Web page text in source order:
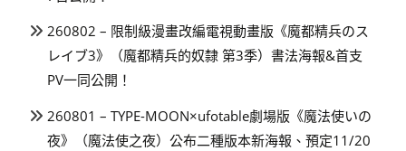
260802 – 限制級漫畫改編電視動畫版《魔都精兵のス
レイブ3》（魔都精兵的奴隸 第3季）書法海報&首支
PV一同公開！
260801 – TYPE-MOON×ufotable劇場版《魔法使いの
夜》（魔法使之夜）公布二種版本新海報、預定11/20